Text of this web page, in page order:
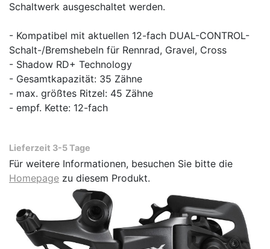
Schaltwerk ausgeschaltet werden.
- Kompatibel mit aktuellen 12-fach DUAL-CONTROL-
Schalt-/Bremshebeln für Rennrad, Gravel, Cross
- Shadow RD+ Technology
- Gesamtkapazität: 35 Zähne
- max. größtes Ritzel: 45 Zähne
- empf. Kette: 12-fach
Lieferzeit 3-5 Tage
Für weitere Informationen, besuchen Sie bitte die
Homepage zu diesem Produkt.